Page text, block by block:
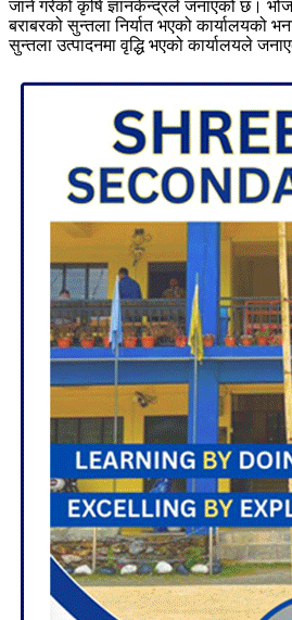
जाने गरेको कृषि ज्ञानकेन्द्रले जनाएको छ।
बराबरको सुन्तला निर्यात भएको कार्यालयको
सुन्तला उत्पादनमा वृद्धि भएको कार्यालयले